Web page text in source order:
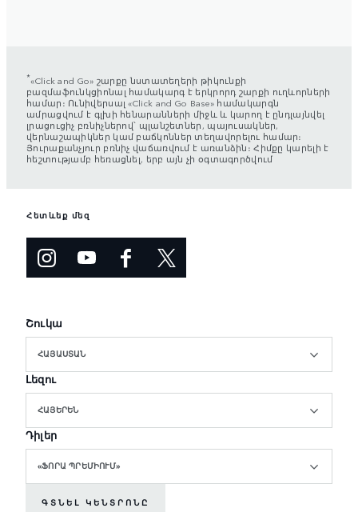
*«Click and Go» շարքը նստատեղերի թիկունքի
բազմաֆունկցիոնալ համակարգ է երկրորդ շարքի ուղևորների
համար։ Ունիվերսալ «Click and Go Base» համակարգն
ամրացվում է գլխի հենարանների միջև և կարող է ընդլայնվել
լրացուցիչ բռնիչներով՝ պլանշետներ, պայուսակներ,
վերնաշապիկներ կամ բաճկոններ տեղավորելու համար։
Յուրաքանչյուր բռնիչ վաճառվում է առանձին։ Հիմքը կարելի է
հեշտությամբ հեռացնել, երբ այն չի օգտագործվում
Հետևեք մեզ
Շուկա
ՀԱՅԱՍՏԱՆ
Լեզու
ՀԱՅԵՐԵՆ
Դիլեր
«ՖՈՐԱ ՊՐԵՄԻՈՒՄ»
ԳՏՆԵԼ ԿԵՆՏՐՈՆԸ